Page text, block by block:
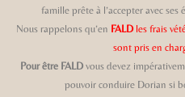
famille prête à l’accepter avec
Nous rappelons qu’en FALDles frais
sont pris en
Pour être FALD vous devez
pouvoir conduire Dorian si